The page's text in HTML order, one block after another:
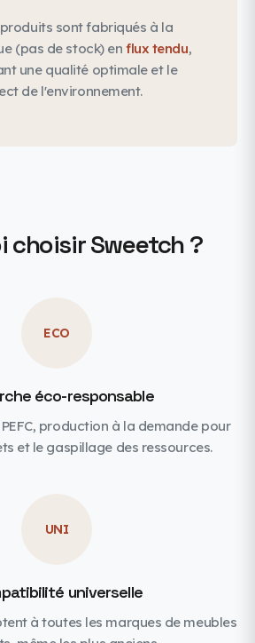
sont fabriqués à la
(pas de stock) en flux tendu,
une qualité optimale et le
de l'environnement.
choisir Sweetch ?
ECO
éco-responsable
production à la demande pour
et le gaspillage des ressources.
UNI
universelle
à toutes les marques de meubles